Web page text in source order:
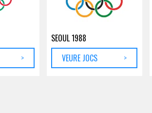
>
SEOUL 1988
VEURE JOCS
>